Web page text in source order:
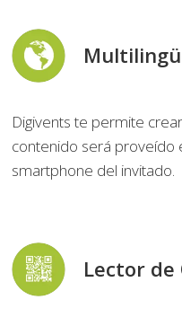
Digivents te permite
contenido será proveído
smartphone del invitado.
Lector de